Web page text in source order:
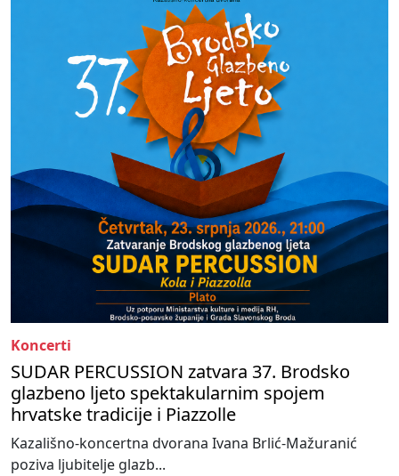
Koncerti
SUDAR PERCUSSION zatvara 37. Brodsko
glazbeno ljeto spektakularnim spojem
hrvatske tradicije i Piazzolle
Kazališno-koncertna dvorana Ivana Brlić-Mažuranić
poziva ljubitelje glazb...